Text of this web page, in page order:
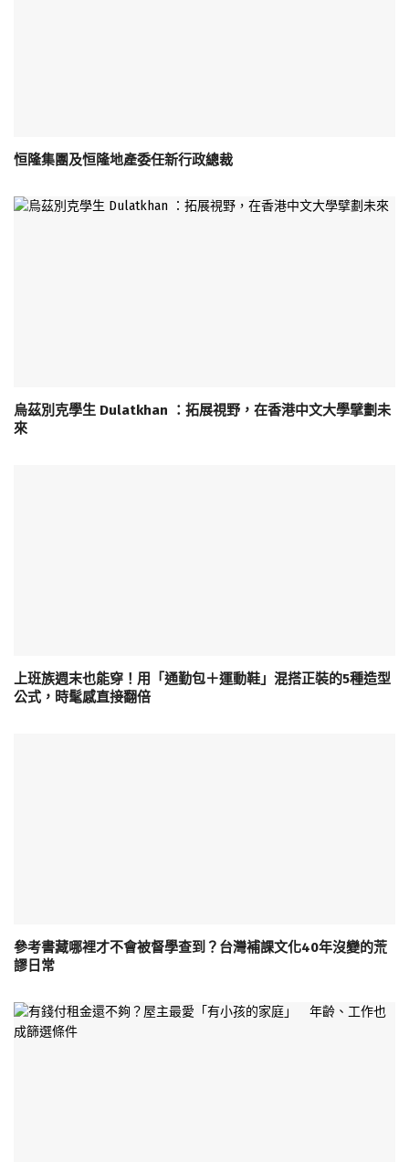
恒隆集團及恒隆地產委任新行政總裁
烏茲別克學生 Dulatkhan ：拓展視野，在香港中文大學擘劃未
來
上班族週末也能穿！用「通勤包＋運動鞋」混搭正裝的5種造型
公式，時髦感直接翻倍
參考書藏哪裡才不會被督學查到？台灣補課文化40年沒變的荒
謬日常